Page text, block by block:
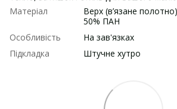
Матеріал
Верх (в’язане
50% ПАН
Особливість
На зав'язках
Підкладка
Штучне хутро